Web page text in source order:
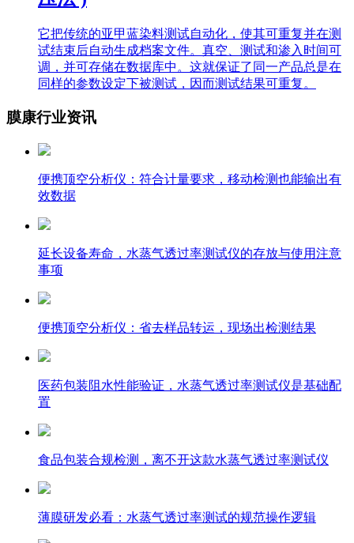
它把传统的亚甲蓝染料测试自动化，使其可重复并在测
试结束后自动生成档案文件。真空、测试和渗入时间可
调，并可存储在数据库中。这就保证了同一产品总是在
同样的参数设定下被测试，因而测试结果可重复。
膜康行业资讯
便携顶空分析仪：符合计量要求，移动检测也能输出有
效数据
延长设备寿命，水蒸气透过率测试仪的存放与使用注意
事项
便携顶空分析仪：省去样品转运，现场出检测结果
医药包装阻水性能验证，水蒸气透过率测试仪是基础配
置
食品包装合规检测，离不开这款水蒸气透过率测试仪
薄膜研发必看：水蒸气透过率测试的规范操作逻辑